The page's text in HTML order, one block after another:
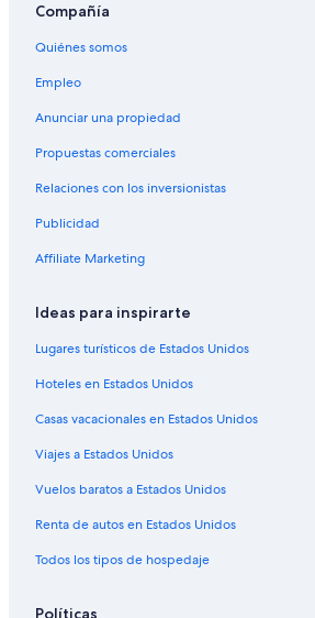
Vuelos de Asunción (ASU) a Boston (BOS)
Vuelos de Austin (AUS) a Boston (BOS)
Vuelos de León (BJX) a Boston (BOS)
Vuelos de Aeropuerto Internacional de
Vuelos de Baltimore (BWI) a Boston (BOS)
(BOS)
Vuelos de Cleveland (CLE) a Boston (BOS)
Vuelos de Cali (CLO) a Boston (BOS)
Vuelos de Charlotte (CLT) a Boston (BOS)
Vuelos de Columbus (CMH) a Boston (BOS)
Vuelos de Cancún (CUN) a Boston (BOS)
Vuelos de Detroit (DTW) a Boston (BOS)
Compañía
Quiénes somos
Empleo
Anunciar una propiedad
Propuestas comerciales
Relaciones con los inversionistas
Publicidad
Affiliate Marketing
Ideas para inspirarte
Lugares turísticos de Estados Unidos
Hoteles en Estados Unidos
Casas vacacionales en Estados Unidos
Viajes a Estados Unidos
Vuelos baratos a Estados Unidos
Renta de autos en Estados Unidos
Todos los tipos de hospedaje
Políticas